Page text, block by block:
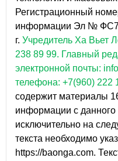
Регистрационный
информации Эл №
г. Учредитель Ха Вьет
238 89 99. Главный
электронной почты:
телефона: +7(960) 222
содержит материалы
информации с
исключительно на
текста необходимо
https://baonga.com.